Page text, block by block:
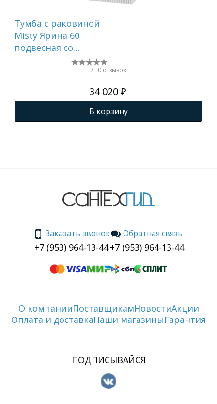
Тумба c раковиной
Misty Ярина 60
подвесная со
столешницей и
/ 0 отзывов
34 020 ₽
В корзину
Заказать звонок
+7 (953) 964-13-44
Обратная связь
+7 (953) 964-13-44
О компанииПоставщикамНовостиАкции
Оплата и доставкаНаши магазиныГарантия
ПОДПИСЫВАЙСЯ